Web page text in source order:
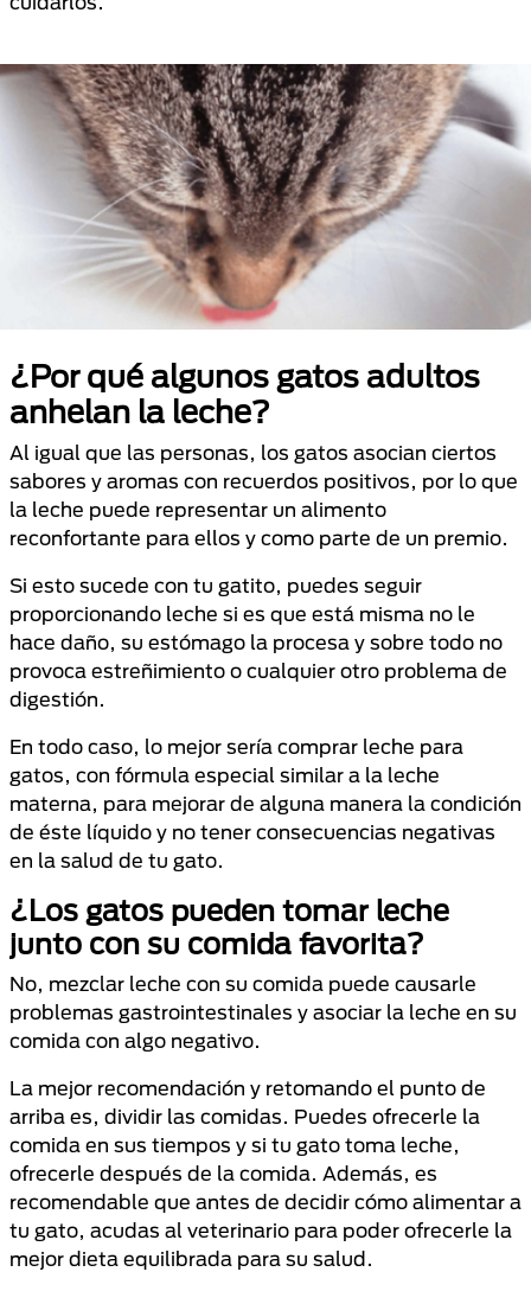
¿Por qué algunos gatos adultos
anhelan la leche?
Al igual que las personas, los gatos asocian ciertos
sabores y aromas con recuerdos positivos, por lo que
la leche puede representar un alimento
reconfortante para ellos y como parte de un premio.
Si esto sucede con tu gatito, puedes seguir
proporcionando leche si es que está misma no le
hace daño, su estómago la procesa y sobre todo no
provoca estreñimiento o cualquier otro problema de
digestión.
En todo caso, lo mejor sería comprar leche para
gatos, con fórmula especial similar a la leche
materna, para mejorar de alguna manera la condición
de éste líquido y no tener consecuencias negativas
en la salud de tu gato.
¿Los gatos pueden tomar leche
junto con su comida favorita?
No, mezclar leche con su comida puede causarle
problemas gastrointestinales y asociar la leche en su
comida con algo negativo.
La mejor recomendación y retomando el punto de
arriba es, dividir las comidas. Puedes ofrecerle la
comida en sus tiempos y si tu gato toma leche,
ofrecerle después de la comida. Además, es
recomendable que antes de decidir cómo alimentar a
tu gato, acudas al veterinario para poder ofrecerle la
mejor dieta equilibrada para su salud.